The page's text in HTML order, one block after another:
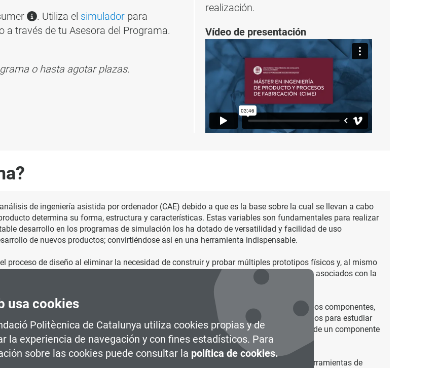
usa cookies
Politècnica de Catalunya utiliza cookies propias y de
la experiencia de navegación y con fines estadísticos. Para
sobre las cookies puede consultar la política de cookies.
. Utiliza el simulador para
través de tu Asesora del Programa.
o hasta agotar plazas.
realización.
Vídeo de presentación
de ingeniería asistida por ordenador (CAE) debido a que es la base sobre la cual se llevan a cabo
determina su forma, estructura y características. Estas variables son fundamentales para realizar
desarrollo en los programas de simulación los ha dotado de versatilidad y facilidad de uso
de nuevos productos; convirtiéndose así en una herramienta indispensable.
proceso de diseño al eliminar la necesidad de construir y probar múltiples prototipos físicos y, al mismo
de su optimización mediante estudios de topología. Esto no solo reduce los costos asociados con la
reduce el tiempo de desarrollo del producto.
desde simulaciones estructurales para evaluar la resistencia y la rigidez de los componentes,
comportamiento térmico de los sistemas. Además, se pueden realizar análisis de fluidos para estudiar
líquidos. También se pueden llevar a cabo análisis de fatiga para evaluar la vida útil de un componente
serán capaces de utilizar de forma competente las diferentes herramientas de